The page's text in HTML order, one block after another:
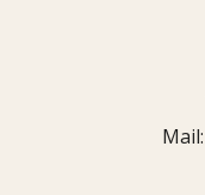
Mail: